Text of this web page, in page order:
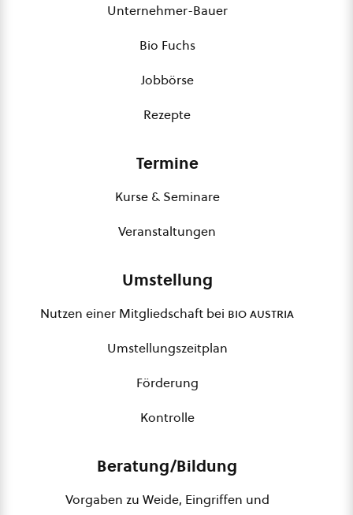
Unternehmer-Bauer
Bio Fuchs
Jobbörse
Rezepte
Termine
Kurse & Seminare
Veranstaltungen
Umstellung
Nutzen einer Mitgliedschaft bei bio austria
Umstellungszeitplan
Förderung
Kontrolle
Beratung/Bildung
Vorgaben zu Weide, Eingriffen und